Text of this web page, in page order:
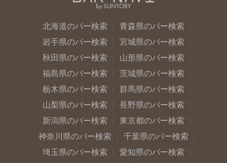
北海道のバー検索
青森県のバー検索
岩手県のバー検索
宮城県のバー検索
秋田県のバー検索
山形県のバー検索
福島県のバー検索
茨城県のバー検索
栃木県のバー検索
群馬県のバー検索
山梨県のバー検索
長野県のバー検索
新潟県のバー検索
東京都のバー検索
神奈川県のバー検索
千葉県のバー検索
埼玉県のバー検索
愛知県のバー検索